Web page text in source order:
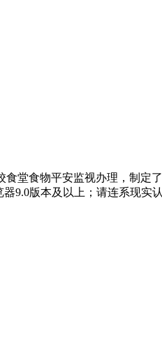
堂食物平安监视办理，制定
9.0版本及以上；请连系现实